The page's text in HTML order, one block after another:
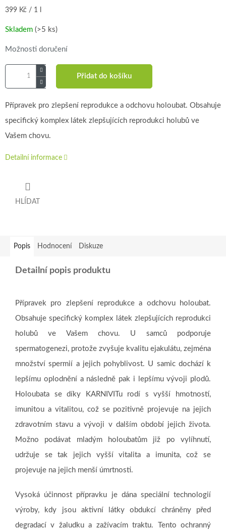
Měrná
399 Kč / 1 l
Skladem (>5 ks)
Možnosti doručení
Přidat do košíku
Přípravek pro zlepšení reprodukce a odchovu holoubat. Obsahuje
specifický komplex látek zlepšujících reprodukci holubů ve
Vašem chovu.
Detailní informace
HLÍDAT
Popis Hodnocení Diskuze
Detailní popis produktu
Přípravek pro zlepšení reprodukce a odchovu holoubat.
Obsahuje specifický komplex látek zlepšujících reprodukci
holubů ve Vašem chovu. U samců podporuje
spermatogenezi, protože zvyšuje kvalitu ejakulátu, zejména
množství spermií a jejich pohyblivost. U samic dochází k
lepšímu oplodnění a následně pak i lepšímu vývoji plodů.
Holoubata se díky KARNIVITu rodí s vyšší hmotností,
imunitou a vitalitou, což se pozitivně projevuje na jejich
zdravotním stavu a vývoji v dalším období jejich života.
Možno podávat mladým holoubatům již po vylíhnutí,
udržuje se tak jejich vyšší vitalita a imunita, což se
projevuje na jejich menší úmrtnosti.
Vysoká účinnost přípravku je dána speciální technologií
výroby, kdy jsou aktivní látky obdukcí chráněny před
degradací v žaludku a zažívacím traktu. Tento ochranný